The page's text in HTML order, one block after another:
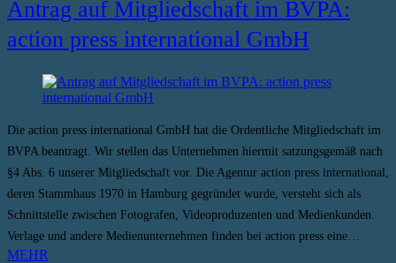
Antrag auf Mitgliedschaft im BVPA:
action press international GmbH
Die action press international GmbH hat die Ordentliche Mitgliedschaft im
BVPA beantragt. Wir stellen das Unternehmen hiermit satzungsgemäß nach
§4 Abs. 6 unserer Mitgliedschaft vor. Die Agentur action press international,
deren Stammhaus 1970 in Hamburg gegründet wurde, versteht sich als
Schnittstelle zwischen Fotografen, Videoproduzenten und Medienkunden.
Verlage und andere Medienunternehmen finden bei action press eine…
MEHR